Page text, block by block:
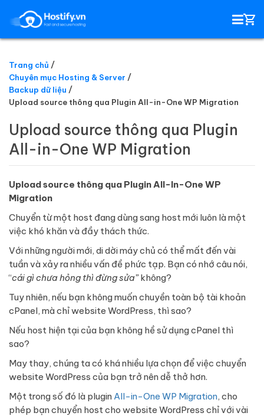
HOSTING
EMAIL SERVER
SSL
Trang chủ
Chuyên mục Hosting & Server
Backup dữ liệu
Upload source thông qua Plugin All-in-One WP Migration
Upload source thông qua Plugin
All-in-One WP Migration
Upload source thông qua Plugin All-In-One WP
Migration
Chuyển từ một host đang dùng sang host mới luôn là một
việc khó khăn và đầy thách thức.
Với những người mới, di dời máy chủ có thể mất đến vài
tuần và xảy ra nhiều vấn đề phức tạp. Bạn có nhớ câu nói,
“cái gì chưa hỏng thì đừng sửa”không?
Tuy nhiên, nếu bạn không muốn chuyền toàn bộ tài khoản
cPanel, mà chỉ website WordPress, thì sao?
Nếu host hiện tại của bạn không hề sử dụng cPanel thì
sao?
May thay, chúng ta có khá nhiều lựa chọn để việc chuyển
website WordPress của bạn trở nên dễ thở hơn.
Một trong số đó là pluginAll-in-One WP Migration, cho
phép bạn chuyển host cho website WordPress chỉ với vài